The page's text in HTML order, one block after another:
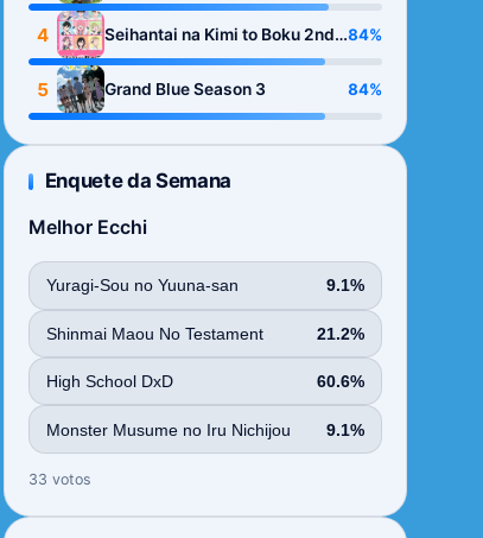
4
Seihantai na Kimi to Boku 2nd
Season
84%
5 Grand Blue Season 3 84%
Enquete da Semana
Melhor Ecchi
Yuragi-Sou no Yuuna-san 9.1%
Shinmai Maou No Testament 21.2%
High School DxD 60.6%
Monster Musume no Iru Nichijou 9.1%
33 votos